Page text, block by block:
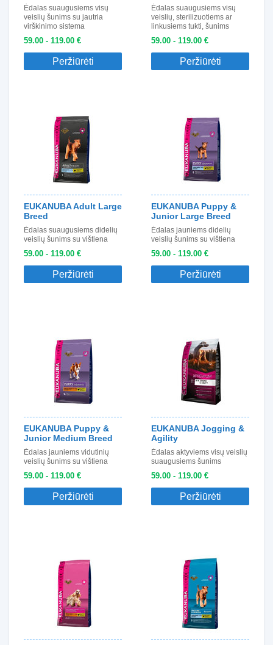
Ėdalas suaugusiems visų
veislių šunims su jautria
virškinimo sistema
59.00 - 119.00 €
Peržiūrėti
Ėdalas suaugusiems visų
veislių, sterilizuotiems ar
linkusiems tukti, šunims
59.00 - 119.00 €
Peržiūrėti
EUKANUBA Adult Large
Breed
Ėdalas suaugusiems didelių
veislių šunims su vištiena
59.00 - 119.00 €
Peržiūrėti
EUKANUBA Puppy &
Junior Large Breed
Ėdalas jauniems didelių
veislių šunims su vištiena
59.00 - 119.00 €
Peržiūrėti
EUKANUBA Puppy &
Junior Medium Breed
Ėdalas jauniems vidutinių
veislių šunims su vištiena
59.00 - 119.00 €
Peržiūrėti
EUKANUBA Jogging &
Agility
Ėdalas aktyviems visų veislių
suaugusiems šunims
59.00 - 119.00 €
Peržiūrėti